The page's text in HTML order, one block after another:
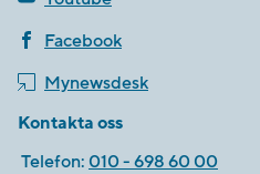
Facebook
Mynewsdesk
Kontakta oss
Telefon: 010 - 698 60 00